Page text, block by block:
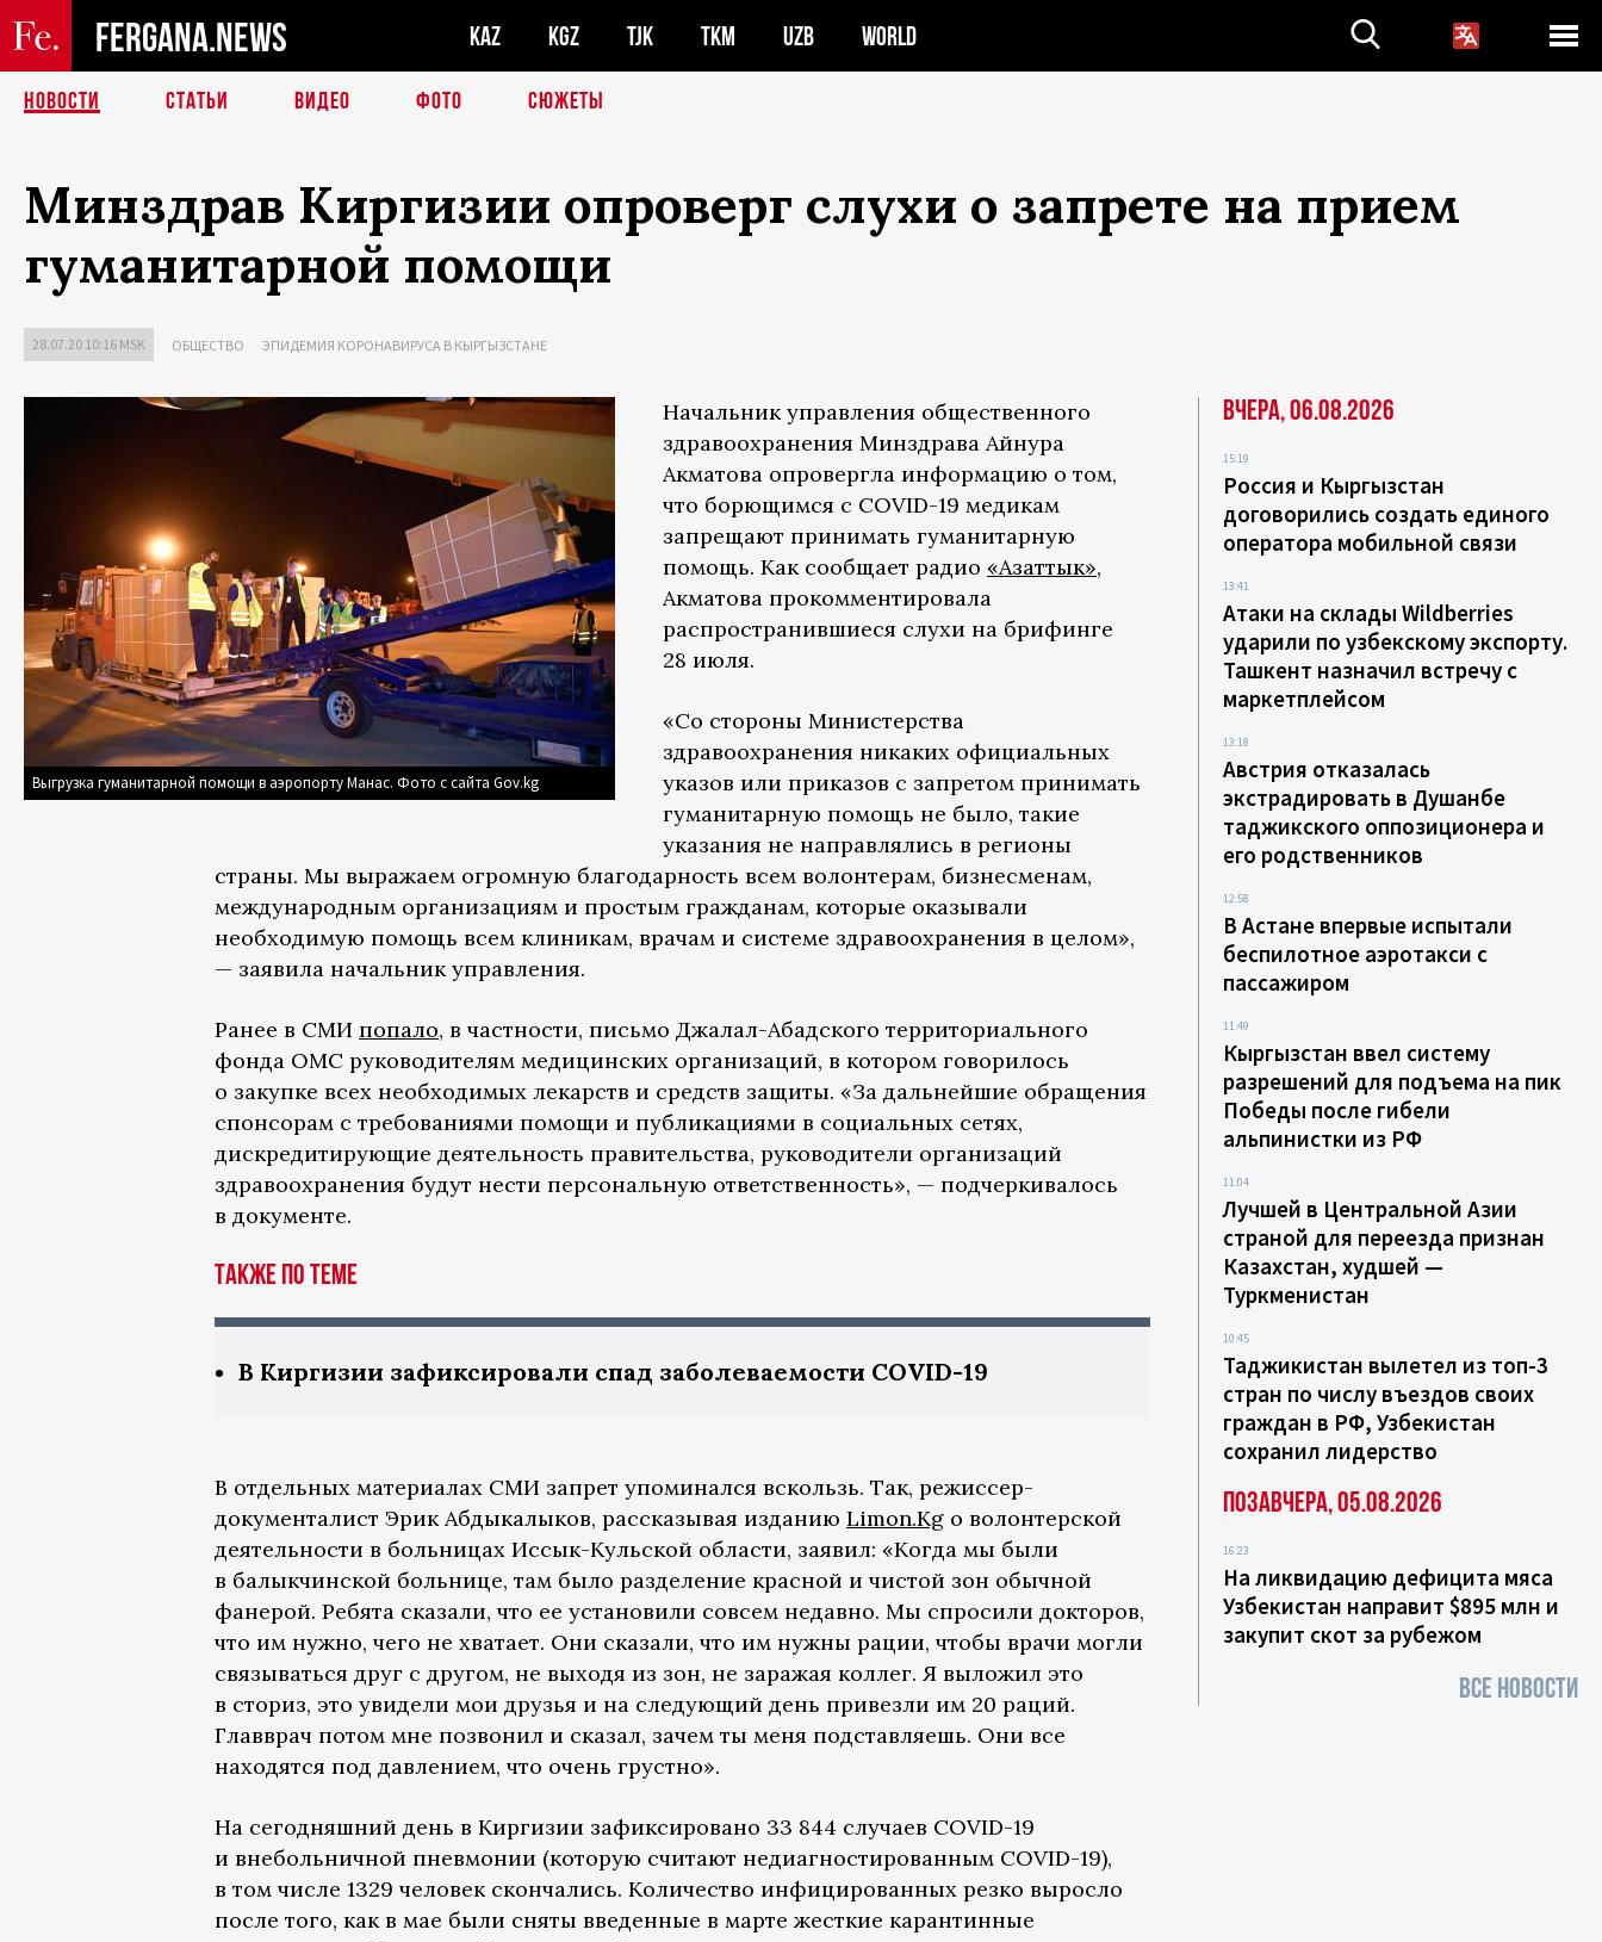
FERGANA.NEWS KAZ KGZ TJK TKM UZB WORLD
НОВОСТИ СТАТЬИ ВИДЕО ФОТО СЮЖЕТЫ
Минздрав Киргизии опроверг слухи о запрете на прием
гуманитарной помощи
28.07.20 10:16 MSK ОБЩЕСТВО ЭПИДЕМИЯ КОРОНАВИРУСА В КЫРГЫЗСТАНЕ
Выгрузка гуманитарной помощи в аэропорту Манас. Фото с сайта Gov.kg
Начальник управления общественного
здравоохранения Минздрава Айнура
Акматова опровергла информацию о том,
что борющимся с COVID-19 медикам
запрещают принимать гуманитарную
помощь. Как сообщает радио «Азаттык»,
Акматова прокомментировала
распространившиеся слухи на брифинге
28 июля.
«Со стороны Министерства
здравоохранения никаких официальных
указов или приказов с запретом принимать
гуманитарную помощь не было, такие
указания не направлялись в регионы
страны. Мы выражаем огромную благодарность всем волонтерам, бизнесменам,
международным организациям и простым гражданам, которые оказывали
необходимую помощь всем клиникам, врачам и системе здравоохранения в целом»,
— заявила начальник управления.
Ранее в СМИ попало, в частности, письмо Джалал-Абадского территориального
фонда ОМС руководителям медицинских организаций, в котором говорилось
о закупке всех необходимых лекарств и средств защиты. «За дальнейшие обращения
спонсорам с требованиями помощи и публикациями в социальных сетях,
дискредитирующие деятельность правительства, руководители организаций
здравоохранения будут нести персональную ответственность», — подчеркивалось
в документе.
Также по теме
В Киргизии зафиксировали спад заболеваемости COVID-19
В отдельных материалах СМИ запрет упоминался вскользь. Так, режиссер-
документалист Эрик Абдыкалыков, рассказывая изданию Limon.Kg о волонтерской
деятельности в больницах Иссык-Кульской области, заявил: «Когда мы были
в балыкчинской больнице, там было разделение красной и чистой зон обычной
фанерой. Ребята сказали, что ее установили совсем недавно. Мы спросили докторов,
что им нужно, чего не хватает. Они сказали, что им нужны рации, чтобы врачи могли
связываться друг с другом, не выходя из зон, не заражая коллег. Я выложил это
в сториз, это увидели мои друзья и на следующий день привезли им 20 раций.
Главврач потом мне позвонил и сказал, зачем ты меня подставляешь. Они все
находятся под давлением, что очень грустно».
На сегодняшний день в Киргизии зафиксировано 33 844 случаев COVID-19
и внебольничной пневмонии (которую считают недиагностированным COVID-19),
в том числе 1329 человек скончались. Количество инфицированных резко выросло
после того, как в мае были сняты введенные в марте жесткие карантинные
Вчера, 06.08.2026
15:19
Россия и Кыргызстан
договорились создать единого
оператора мобильной связи
13:41
Атаки на склады Wildberries
ударили по узбекскому экспорту.
Ташкент назначил встречу с
маркетплейсом
13:18
Австрия отказалась
экстрадировать в Душанбе
таджикского оппозиционера и
его родственников
12:58
В Астане впервые испытали
беспилотное аэротакси с
пассажиром
11:49
Кыргызстан ввел систему
разрешений для подъема на пик
Победы после гибели
альпинистки из РФ
11:04
Лучшей в Центральной Азии
страной для переезда признан
Казахстан, худшей —
Туркменистан
10:45
Таджикистан вылетел из топ-3
стран по числу въездов своих
граждан в РФ, Узбекистан
сохранил лидерство
Позавчера, 05.08.2026
16:23
На ликвидацию дефицита мяса
Узбекистан направит $895 млн и
закупит скот за рубежом
ВСЕ НОВОСТИ